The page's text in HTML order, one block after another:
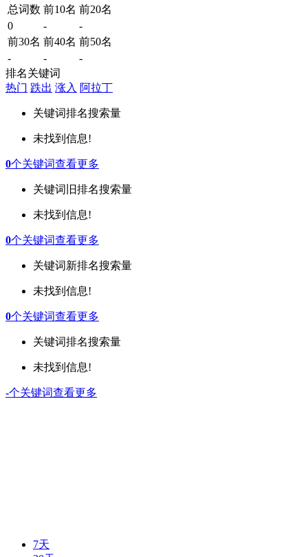
总词数 前10名 前20名
0
-
-
前30名 前40名 前50名
-
-
-
排名关键词
热门 跌出 涨入 阿拉丁
关键词排名搜索量
未找到信息!
0个关键词查看更多
关键词 旧排名搜索量
未找到信息!
0个关键词查看更多
关键词新排名搜索量
未找到信息!
0个关键词查看更多
关键词排名搜索量
未找到信息!
-个关键词查看更多
7天